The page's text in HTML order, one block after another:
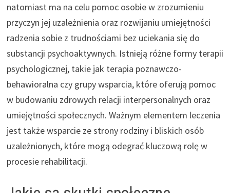
natomiast ma na celu pomoc osobie w zrozumieniu
przyczyn jej uzależnienia oraz rozwijaniu umiejętności
radzenia sobie z trudnościami bez uciekania się do
substancji psychoaktywnych. Istnieją różne formy terapii
psychologicznej, takie jak terapia poznawczo-
behawioralna czy grupy wsparcia, które oferują pomoc
w budowaniu zdrowych relacji interpersonalnych oraz
umiejętności społecznych. Ważnym elementem leczenia
jest także wsparcie ze strony rodziny i bliskich osób
uzależnionych, które mogą odegrać kluczową rolę w
procesie rehabilitacji.